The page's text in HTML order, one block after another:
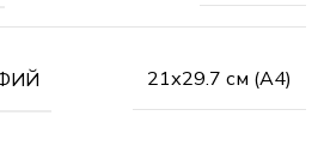
21х29.7 см (А4)